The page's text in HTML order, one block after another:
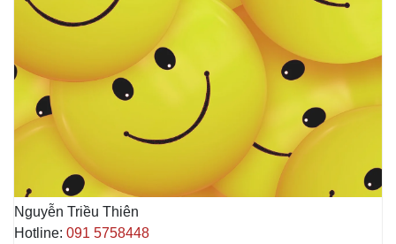
Nguyễn Triều Thiên
Hotline: 091 5758448